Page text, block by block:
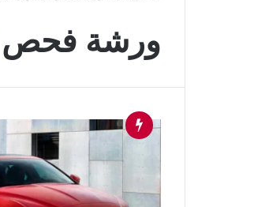
ورشة فحص